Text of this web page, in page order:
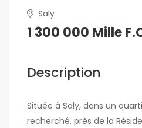
Saly
1 300 000 Mille
Description
Située à Saly, dans un
recherché, près de la